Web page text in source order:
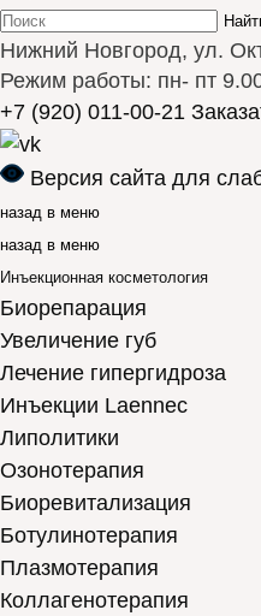
Нижний Новгород, ул.
Режим работы: пн- пт
+7 (920) 011-00-21
Версия сайта для
назад в меню
назад в меню
Инъекционная косметология
Биорепарация
Увеличение губ
Лечение гипергидроза
Инъекции Laennec
Липолитики
Озонотерапия
Биоревитализация
Ботулинотерапия
Плазмотерапия
Коллагенотерапия